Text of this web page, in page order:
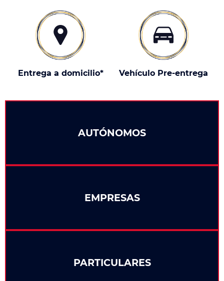
Entrega a domicilio* Vehículo Pre-entrega
PARTICULARES
AUTÓNOMOS
EMPRESAS